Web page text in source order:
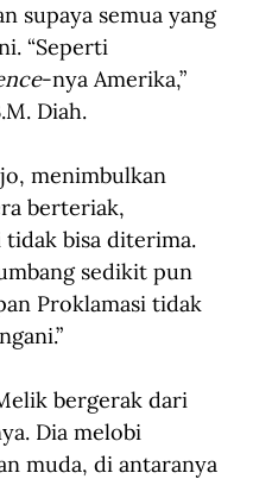
supaya semua yang
“Seperti
-nya Amerika,”
Diah.
menimbulkan
berteriak,
tidak bisa diterima.
sedikit pun
Proklamasi tidak
bergerak dari
Dia melobi
muda, di antaranya